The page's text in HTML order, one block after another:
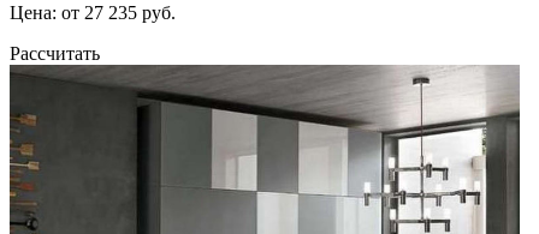
Цена: от 27 235 руб.
Рассчитать